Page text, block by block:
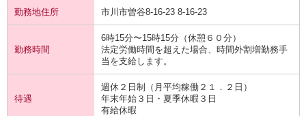
勤務地住所 市川市曽谷8-16-23 8-16-23
勤務時間
6時15分〜15時15分（休憩６０分）
法定労働時間を超えた場合、時間外割増勤務手
当を支給します。
待遇
週休２日制（月平均稼働２１．２日）
年末年始３日・夏季休暇３日
有給休暇